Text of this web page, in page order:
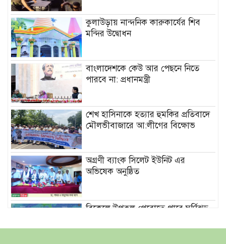
কুলাউড়ায় নান্দনিক কারুকার্যের শিব
মন্দির উদ্বোধন
বাংলাদেশকে কেউ আর পেছনে নিতে
পারবে না: প্রধানমন্ত্রী
শেখ হাসিনাকে হত্যার হুমকির প্রতিবাদে
মৌলভীবাজারে আ:লীগের বিক্ষোভ
অগ্রণী ব্যাংক সিলেট ইউনিট এর
অভিষেক অনুষ্ঠিত
বিকেলে উপকূল পেরোতে পারে ঘূর্ণিঝড়